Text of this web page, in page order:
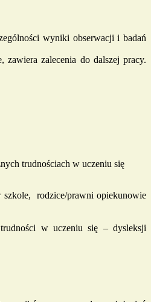
wyniki obserwacji i badań
zalecenia do dalszej pracy.
trudnościach w uczeniu się
szkole, rodzice/prawni opiekunowie
trudności w uczeniu się – dysleksji